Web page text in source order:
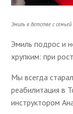
Эмиль в детстве с семьей
Эмиль подрос и
хрупким: при
Мы всегда
реабилитация в
инструктором